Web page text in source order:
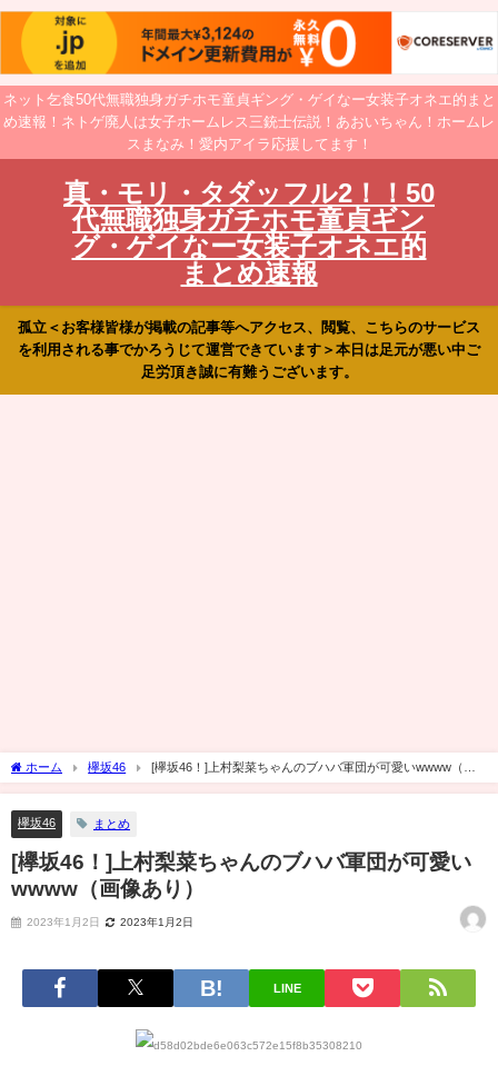
ネット乞食50代無職独身ガチホモ童貞ギング・ゲイなー女装子オネエ的まと
め速報！ネトゲ廃人は女子ホームレス三銃士伝説！あおいちゃん！ホームレ
スまなみ！愛内アイラ応援してます！
真・モリ・タダッフル2！！50
代無職独身ガチホモ童貞ギン
グ・ゲイなー女装子オネエ的
まとめ速報
孤立＜お客様皆様が掲載の記事等へアクセス、閲覧、こちらのサービス
を利用される事でかろうじて運営できています＞本日は足元が悪い中ご
足労頂き誠に有難うございます。
ホーム 欅坂46
[欅坂46！]上村梨菜ちゃんのブハバ軍団が可愛いwwww（画
像あり）
欅坂46 まとめ
[欅坂46！]上村梨菜ちゃんのブハバ軍団が可愛い
wwww（画像あり）
2023年1月2日 2023年1月2日
LINE